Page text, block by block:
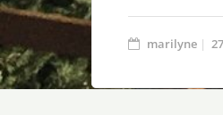
marilyne